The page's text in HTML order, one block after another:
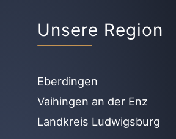
Unsere Region
Eberdingen
Vaihingen an der Enz
Landkreis Ludwigsburg